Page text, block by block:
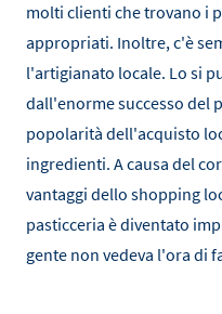
molti clienti che trovano i
appropriati. Inoltre, c'è
l'artigianato locale. Lo si
dall'enorme successo del
popolarità dell'acquisto
ingredienti. A causa del
vantaggi dello shopping
pasticceria è diventato
gente non vedeva l'ora di